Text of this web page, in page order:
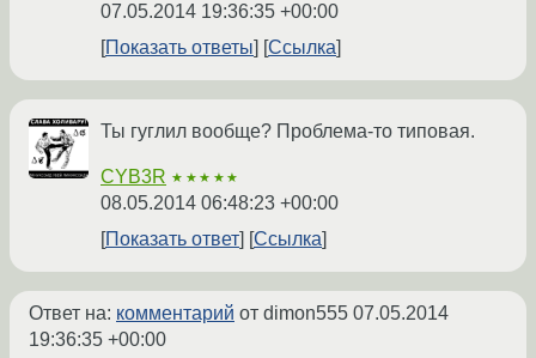
07.05.2014 19:36:35 +00:00
Показать ответы
Ссылка
Ты гуглил вообще? Проблема-то типовая.
CYB3R ★★★★★
08.05.2014 06:48:23 +00:00
Показать ответ
Ссылка
Ответ на: комментарий от dimon555 07.05.2014
19:36:35 +00:00